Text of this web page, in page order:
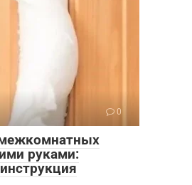
0
руками: